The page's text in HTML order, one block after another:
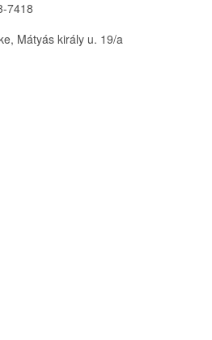
7418
Mátyás király u. 19/a